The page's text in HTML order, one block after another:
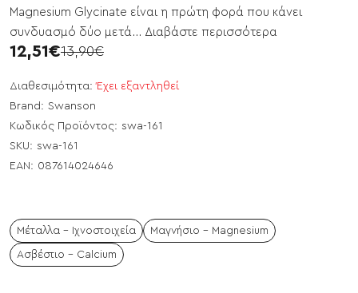
Διαθεσιμότητα: Έχει εξαντληθεί
Brand: Swanson
Κωδικός Προϊόντος: swa-161
SKU: swa-161
EAN: 087614024646
12,51€13,90€
Magnesium Glycinate είναι η πρώτη φορά που κάνει
συνδυασμό δύο μετά... Διαβάστε περισσότερα
Μέταλλα - Ιχνοστοιχεία Μαγνήσιο - Magnesium
Ασβέστιο - Calcium